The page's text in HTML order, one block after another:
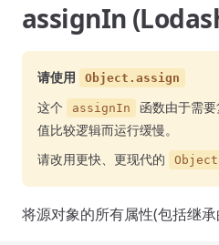
assignIn
请使用 Object.assign
这个 assignIn
函数由于需
值比较逻辑而运行缓慢。
请改用更快、更现代的
将源对象的所有属性(包括继承